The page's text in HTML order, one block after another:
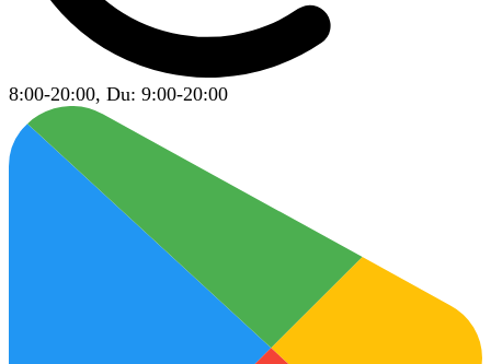
8:00-20:00, Du: 9:00-20:00